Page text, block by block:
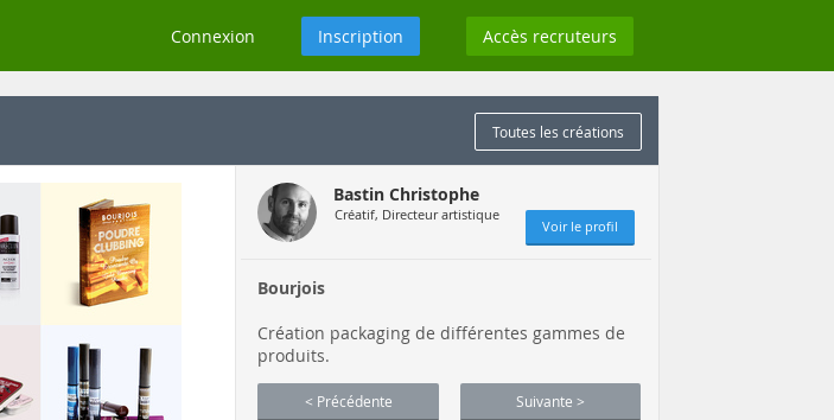
Connexion Inscription Accès recruteurs
Toutes les créations
Bastin Christophe
Créatif, Directeur artistique
Voir le profil
Bourjois
Création packaging de différentes gammes de
produits.
< Précédente Suivante >